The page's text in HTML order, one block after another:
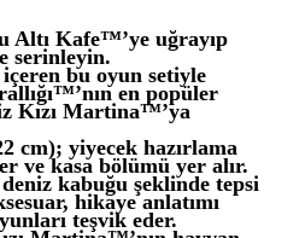
Altı Kafe™’ye uğrayıp
serinleyin.
bu oyun setiyle
en popüler
Kızı Martina™’ya
cm); yiyecek hazırlama
ve kasa bölümü yer alır.
kabuğu şeklinde tepsi
hikaye anlatımı
teşvik eder.